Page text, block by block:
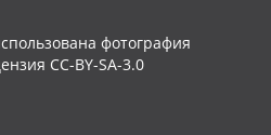
фотография
CC-BY-SA-3.0